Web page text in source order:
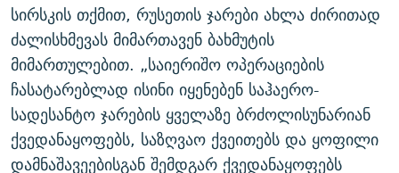
სირსკის თქმით, რუსეთის ჯარები ახლა ძირითად
ძალისხმევას მიმართავენ ბახმუტის
მიმართულებით. „საიერიშო ოპერაციების
ჩასატარებლად ისინი იყენებენ საჰაერო-
სადესანტო ჯარების ყველაზე ბრძოლისუნარიან
ქვედანაყოფებს, საზღვაო ქვეითებს და ყოფილი
დამნაშავეებისგან შემდგარ ქვედანაყოფებს